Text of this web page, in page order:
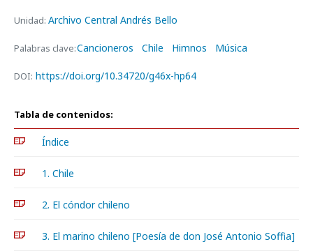
Unidad: Archivo Central Andrés Bello
Palabras clave:Cancioneros Chile Himnos Música
DOI: https://doi.org/10.34720/g46x-hp64
Tabla de contenidos:
Índice
1. Chile
2. El cóndor chileno
3. El marino chileno [Poesía de don José Antonio Soffia]